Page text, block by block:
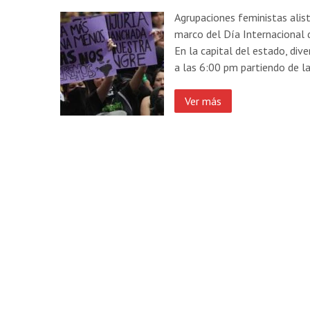
Agrupaciones feministas
marco del Día Internacional
En la capital del estado,
a las 6:00 pm partiendo de
Ver más